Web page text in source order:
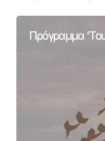
Πρόγραμμα